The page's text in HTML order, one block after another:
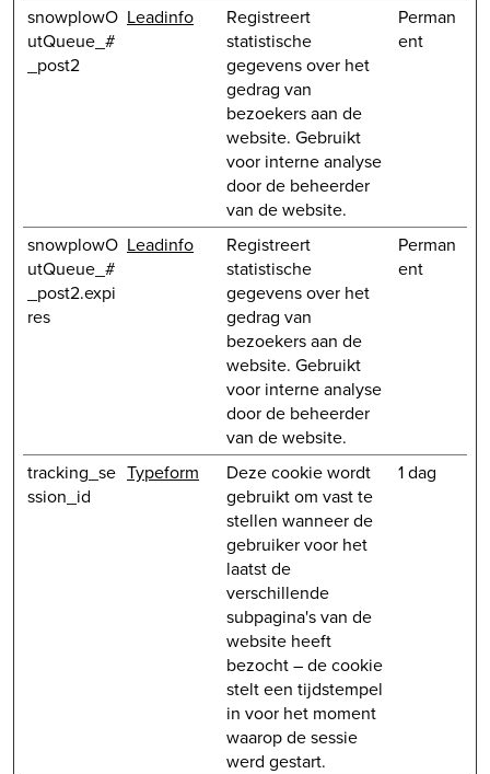
snowplowO
utQueue_#
_post2
Leadinfo
Registreert
statistische
gegevens over het
gedrag van
bezoekers aan de
website. Gebruikt
voor interne analyse
door de beheerder
van de website.
Perman
ent
snowplowO
utQueue_#
_post2.expi
res
Leadinfo
Registreert
statistische
gegevens over het
gedrag van
bezoekers aan de
website. Gebruikt
voor interne analyse
door de beheerder
van de website.
Perman
ent
tracking_se
ssion_id
Typeform
Deze cookie wordt
gebruikt om vast te
stellen wanneer de
gebruiker voor het
laatst de
verschillende
subpagina's van de
website heeft
bezocht – de cookie
stelt een tijdstempel
in voor het moment
waarop de sessie
werd gestart.
1 dag